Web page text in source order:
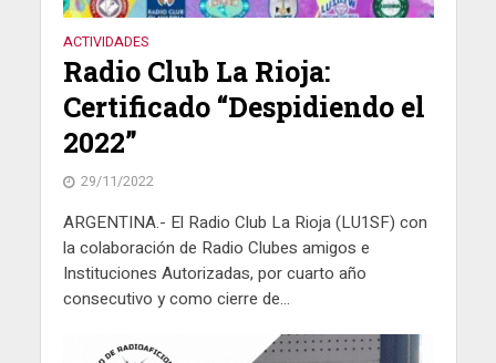
ACTIVIDADES
Radio Club La Rioja:
Certificado “Despidiendo el
2022”
29/11/2022
ARGENTINA.- El Radio Club La Rioja (LU1SF) con
la colaboración de Radio Clubes amigos e
Instituciones Autorizadas, por cuarto año
consecutivo y como cierre de...